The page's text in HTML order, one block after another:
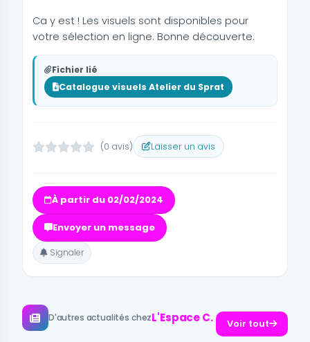
Ca y est ! Les visuels sont disponibles pour
votre sélection en ligne. Bonne découverte.
Fichier lié
Catalogue visuels Atelier du Sprat
(0 avis) Laisser un avis
À partir du 02/02/2024
Envoyer un message
Signaler
D'autres actualités chezL'Espace C. Voir tout